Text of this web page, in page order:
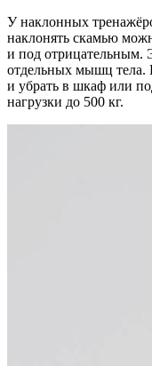
У наклонных
наклонять скамью
и под отрицательным.
отдельных мышц тела.
и убрать в шкаф или
нагрузки до 500 кг.